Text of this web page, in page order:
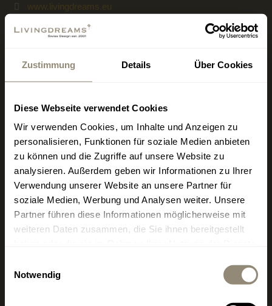
Zustimmung Details Über Cookies
Diese Webseite verwendet Cookies
Wir verwenden Cookies, um Inhalte und Anzeigen zu
personalisieren, Funktionen für soziale Medien anbieten
zu können und die Zugriffe auf unsere Website zu
analysieren. Außerdem geben wir Informationen zu Ihrer
Verwendung unserer Website an unsere Partner für
soziale Medien, Werbung und Analysen weiter. Unsere
Partner führen diese Informationen möglicherweise mit
weiteren Daten zusammen, die Sie ihnen bereitgestellt
Notwendig
www.livingdreams.eu
RESTAURANT 19 MALLORCA
by LIVINGDREAMS
Mittwoch - Sonntag
Restaurant 12:00 bis 16:30 Uhr / 18:30 bis 24:00 Uhr
Küche 12:30 bis 15:00 Uhr / 19:00 bis 22:30 Uhr
+34 659 008 739
restaurante19@livingdreams.es
Location (Google-Map)